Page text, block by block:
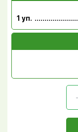
1 уп.